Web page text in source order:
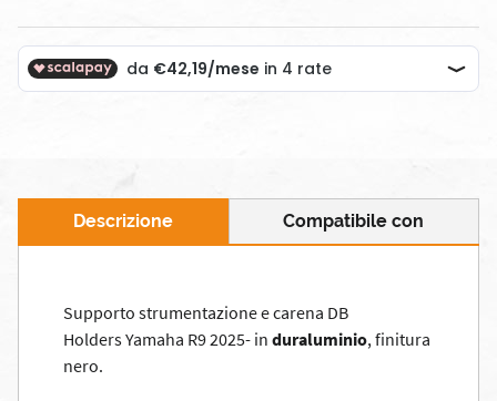
Descrizione Compatibile con
Supporto strumentazione e carena DB
Holders Yamaha R9 2025- in duraluminio, finitura
nero.